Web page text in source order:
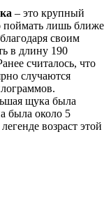
– это крупный
лишь ближе
своим
в длину 190
считалось, что
случаются
щука была
была около 5
возраст этой